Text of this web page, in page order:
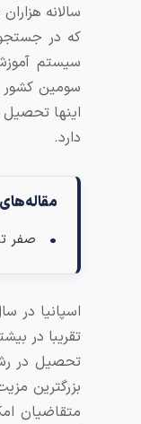
که در
سیستم
اینها
دارد.
صفر
اسپانیا در
تقریبا در
تحصیل در
بزرگترین
متقاضیان